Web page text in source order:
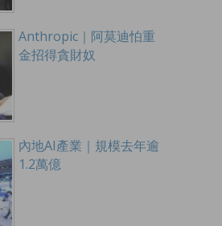
Anthropic｜阿莫迪怕重
金招得貪財奴
內地AI產業｜規模去年逾
1.2萬億